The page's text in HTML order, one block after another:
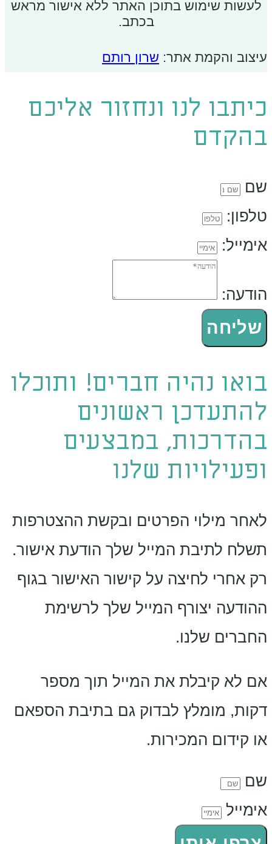
לעשות שימוש בתוכן האתר ללא אישור מראש
בכתב.
עיצוב והקמת אתר: שרון רותם
כיתבו לנו ונחזור אליכם
בהקדם
שם
טלפון:
אימייל:
הודעה:
שליחה
בואו נהיה חברים! ותוכלו
להתעדכן ראשונים
בהדרכות, במבצעים
ופעילויות שלנו
לאחר מילוי הפרטים ובקשת ההצטרפות
תשלח לתיבת המייל שלך הודעת אישור.
רק אחרי לחיצה על קישור האישור בגוף
ההודעה יצורף המייל שלך לרשימת
החברים שלנו.
אם לא קיבלת את המייל תוך מספר
דקות, מומלץ לבדוק גם בתיבת הספאם
או קידום המכירות.
שם
אימייל